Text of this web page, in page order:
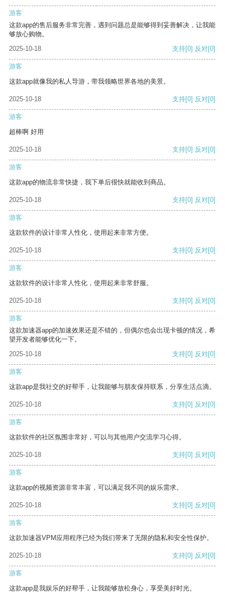
游客
这款app的售后服务非常完善，遇到问题总是能够得到妥善解决，让我能
够放心购物。
2025-10-18
支持[0] 反对[0]
游客
这款app就像我的私人导游，带我领略世界各地的美景。
2025-10-18 支持[0] 反对[0]
游客
超棒啊 好用
2025-10-18 支持[0] 反对[0]
游客
这款app的物流非常快捷，我下单后很快就能收到商品。
2025-10-18 支持[0] 反对[0]
游客
这款软件的设计非常人性化，使用起来非常方便。
2025-10-18 支持[0] 反对[0]
游客
这款软件的设计非常人性化，使用起来非常舒服。
2025-10-18 支持[0] 反对[0]
游客
这款加速器app的加速效果还是不错的，但偶尔也会出现卡顿的情况，希
望开发者能够优化一下。
2025-10-18
支持[0] 反对[0]
游客
这款app是我社交的好帮手，让我能够与朋友保持联系，分享生活点滴。
2025-10-18 支持[0] 反对[0]
游客
这款软件的社区氛围非常好，可以与其他用户交流学习心得。
2025-10-18 支持[0] 反对[0]
游客
这款app的视频资源非常丰富，可以满足我不同的娱乐需求。
2025-10-18 支持[0] 反对[0]
游客
这款加速器VPM应用程序已经为我们带来了无限的隐私和安全性保护。
2025-10-18 支持[0] 反对[0]
游客
这款app是我娱乐的好帮手，让我能够放松身心，享受美好时光。